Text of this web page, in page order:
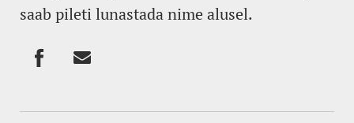
saab pileti lunastada nime alusel.